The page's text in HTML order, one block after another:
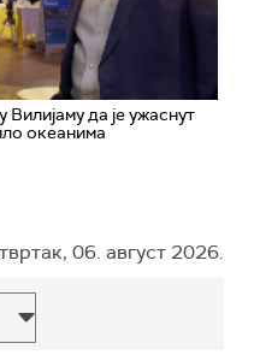
да је ужаснут
океанима
06. август 2026.